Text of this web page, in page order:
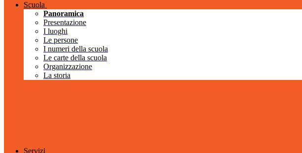
Scuola
Panoramica
Presentazione
I luoghi
Le persone
I numeri della scuola
Le carte della scuola
Organizzazione
La storia
Servizi